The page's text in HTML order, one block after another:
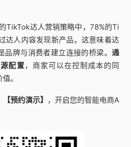
TikTok达人营销策略中，78%的Ti
达人内容发现新产品。这意味着达
品牌与消费者建立连接的桥梁。 通
配置，商家可以在控制成本的同
。
【预约演示】
，开启您的智能电商A